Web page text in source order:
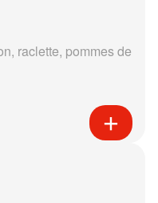
raclette, pommes de